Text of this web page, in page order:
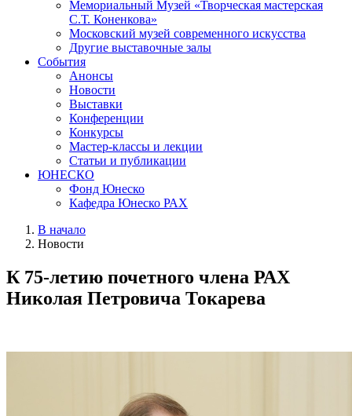
Мемориальный Музей «Творческая мастерская
С.Т. Коненкова»
Московский музей современного искусства
Другие выставочные залы
События
Анонсы
Новости
Выставки
Конференции
Конкурсы
Мастер-классы и лекции
Статьи и публикации
ЮНЕСКО
Фонд Юнеско
Кафедра Юнеско РАХ
В начало
Новости
К 75-летию почетного члена РАХ
Николая Петровича Токарева